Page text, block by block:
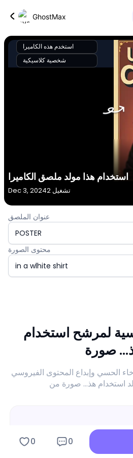
GhostMax
استخدم هذه الكاميرا
شخصية كلاسيكية
استخدام هذا مولد ملصق الكاميرا
Dec 3, 2024 2 تشغيل
عنوان الملصق
محتوى الصورة
لمرشح استخدام
صورة
الحسي وإبداع المحتوى الفيروسي
0 0